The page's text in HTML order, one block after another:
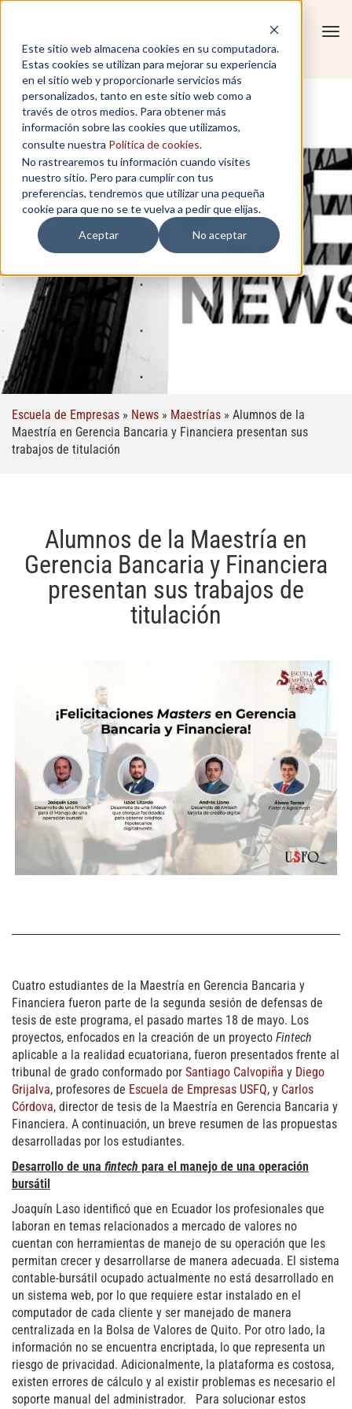
Este sitio web almacena cookies en su computadora.
Estas cookies se utilizan para mejorar su experiencia
en el sitio web y proporcionarle servicios más
personalizados, tanto en este sitio web como a
través de otros medios. Para obtener más
información sobre las cookies que utilizamos,
consulte nuestra Política de cookies.
No rastrearemos tu información cuando visites
nuestro sitio. Pero para cumplir con tus
preferencias, tendremos que utilizar una pequeña
cookie para que no se te vuelva a pedir que elijas.
Aceptar
No aceptar
Escuela de Empresas » News » Maestrías » Alumnos de la
Maestría en Gerencia Bancaria y Financiera presentan sus
trabajos de titulación
Alumnos de la Maestría en
Gerencia Bancaria y Financiera
presentan sus trabajos de
titulación
Cuatro estudiantes de la Maestría en Gerencia Bancaria y
Financiera fueron parte de la segunda sesión de defensas de
tesis de este programa, el pasado martes 18 de mayo. Los
proyectos, enfocados en la creación de un proyecto Fintech
aplicable a la realidad ecuatoriana, fueron presentados frente al
tribunal de grado conformado por Santiago Calvopiña y Diego
Grijalva, profesores de Escuela de Empresas USFQ, y Carlos
Córdova, director de tesis de la Maestría en Gerencia Bancaria y
Financiera. A continuación, un breve resumen de las propuestas
desarrolladas por los estudiantes.
Desarrollo de una fintech para el manejo de una operación
bursátil
Joaquín Laso identificó que en Ecuador los profesionales que
laboran en temas relacionados a mercado de valores no
cuentan con herramientas de manejo de su operación que les
permitan crecer y desarrollarse de manera adecuada. El sistema
contable-bursátil ocupado actualmente no está desarrollado en
un sistema web, por lo que requiere estar instalado en el
computador de cada cliente y ser manejado de manera
centralizada en la Bolsa de Valores de Quito. Por otro lado, la
información no se encuentra encriptada, lo que representa un
riesgo de privacidad. Adicionalmente, la plataforma es costosa,
existen errores de cálculo y al existir problemas es necesario el
soporte manual del administrador. Para solucionar estos